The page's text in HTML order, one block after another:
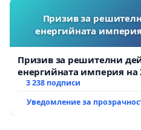
Призив за
енергийната
Призив за решителни
енергийната империя на
3 238 подписи
Уведомление за